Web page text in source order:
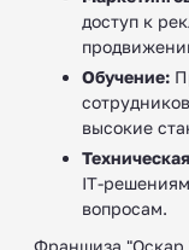
доступ к
Обучение:
высокие
IT-
вопросам.
Франшиза "Оскар